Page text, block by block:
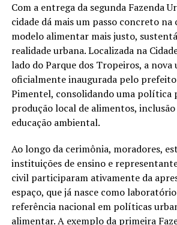
Com a entrega da segunda Fazenda
cidade dá mais um passo concreto
modelo alimentar mais justo,
realidade urbana. Localizada na
lado do Parque dos Tropeiros, a nova
oficialmente inaugurada pelo
Pimentel, consolidando uma política
produção local de alimentos,
educação ambiental.
Ao longo da cerimônia, moradores,
instituições de ensino e
civil participaram ativamente da
espaço, que já nasce como
referência nacional em políticas
alimentar. A exemplo da primeira